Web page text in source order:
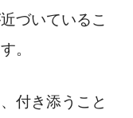
づいているこ
。
付き添うこと